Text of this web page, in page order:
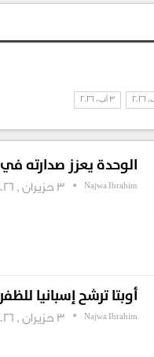
3 آب، 2026
الوحدة يعزز صدارته في “فاينال 6” السلة
Najwa Ibrahim 3 حزيران , 2026
أوبتا ترشح إسبانيا
Najwa Ibrahim 3 حزيران , 2026